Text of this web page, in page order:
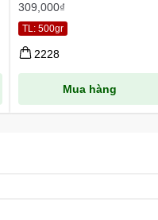
309,000₫
Mua hàng
TL: 500gr
2228